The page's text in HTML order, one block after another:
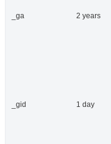
_ga 2 years
_gid 1 day